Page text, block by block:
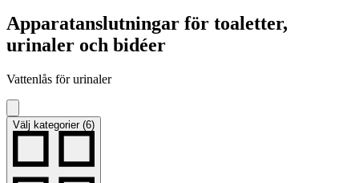
Apparatanslutningar för toaletter,
urinaler och bidéer
Vattenlås för urinaler
Välj kategorier (6)